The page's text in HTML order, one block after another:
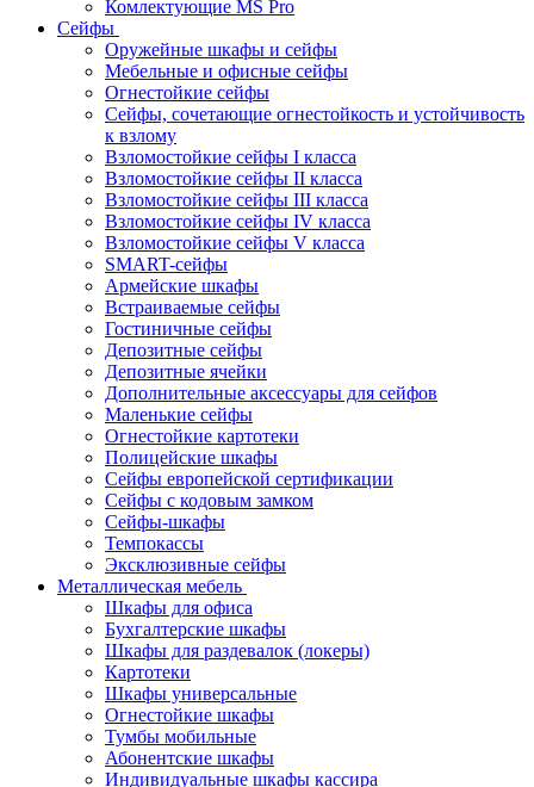
Комлектующие MS Pro
Сейфы
Оружейные шкафы и сейфы
Мебельные и офисные сейфы
Огнестойкие сейфы
Сейфы, сочетающие огнестойкость и устойчивость
к взлому
Взломостойкие сейфы I класса
Взломостойкие сейфы II класса
Взломостойкие сейфы III класса
Взломостойкие сейфы IV класса
Взломостойкие сейфы V класса
SMART-сейфы
Армейские шкафы
Встраиваемые сейфы
Гостиничные сейфы
Депозитные сейфы
Депозитные ячейки
Дополнительные аксессуары для сейфов
Маленькие сейфы
Огнестойкие картотеки
Полицейские шкафы
Сейфы европейской сертификации
Сейфы с кодовым замком
Сейфы-шкафы
Темпокассы
Эксклюзивные сейфы
Металлическая мебель
Шкафы для офиса
Бухгалтерские шкафы
Шкафы для раздевалок (локеры)
Картотеки
Шкафы универсальные
Огнестойкие шкафы
Тумбы мобильные
Абонентские шкафы
Индивидуальные шкафы кассира